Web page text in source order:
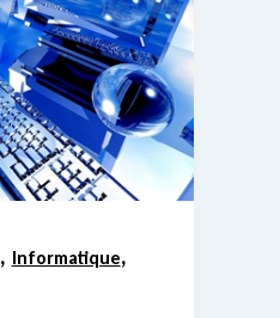
, Informatique,